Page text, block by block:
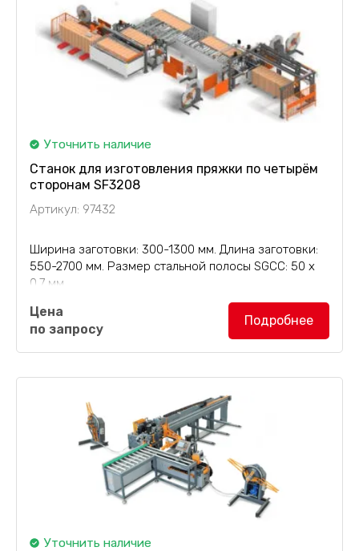
Уточнить наличие
Станок для изготовления пряжки по четырём
сторонам SF3208
Артикул: 97432
Ширина заготовки: 300-1300 мм. Длина заготовки:
550-2700 мм. Размер стальной полосы SGCC: 50 х
0.7 мм.
Станок для изготовления пряжки по четырём
сторонам SF3208
разработан для производства и
впрессовывания пряжки типа "мама"...
Цена
по запросу
Подробнее
Уточнить наличие